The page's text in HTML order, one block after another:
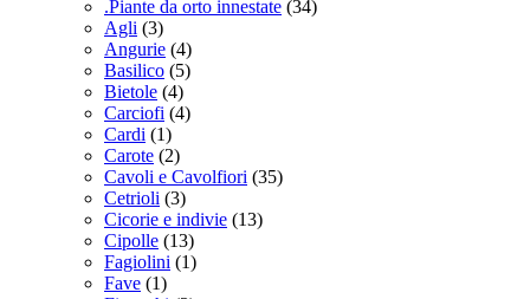
.Piante da orto innestate (34)
Agli (3)
Angurie (4)
Basilico (5)
Bietole (4)
Carciofi (4)
Cardi (1)
Carote (2)
Cavoli e Cavolfiori (35)
Cetrioli (3)
Cicorie e indivie (13)
Cipolle (13)
Fagiolini (1)
Fave (1)